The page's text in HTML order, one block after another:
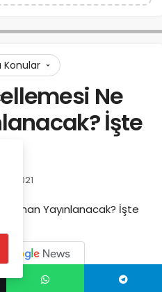
Konular
Ne
İşte
2021